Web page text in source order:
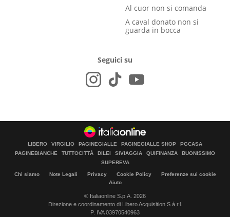
Al cuor non si comanda
A caval donato non si
guarda in bocca
Seguici su
LIBERO VIRGILIO PAGINEGIALLE PAGINEGIALLE SHOP
PGCASA
PAGINEBIANCHE
TUTTOCITTÀ DILEI SIVIAGGIA QUIFINANZA
BUONISSIMO
SUPEREVA
Chi siamo Note Legali Privacy Cookie Policy
Preferenze sui cookie
Aiuto
© Italiaonline S.p.A. 2026
Direzione e coordinamento di Libero Acquisition S.á r.l.
P. IVA 03970540963